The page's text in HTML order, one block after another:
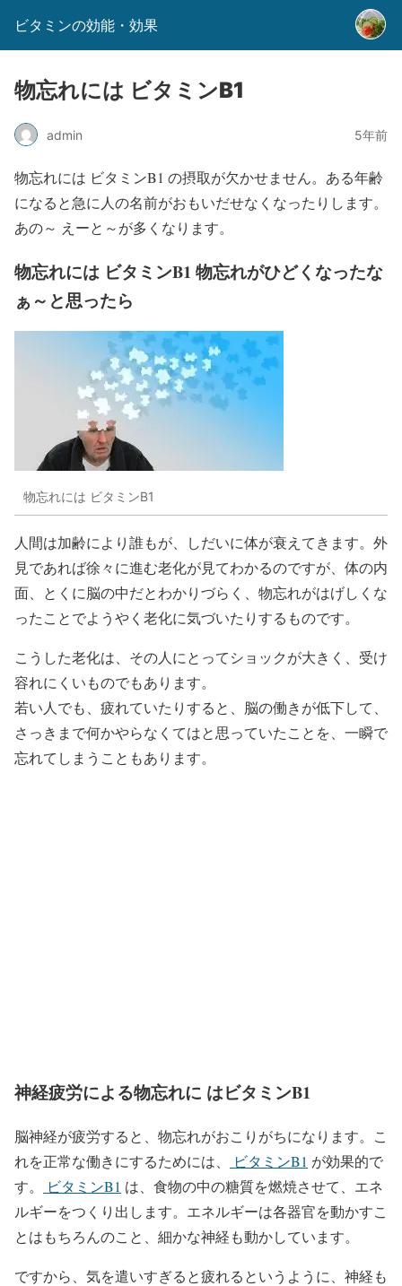
ビタミンの効能・効果
物忘れには ビタミンB1
admin 5年前
物忘れには ビタミンB1 の摂取が欠かせません。ある年齢
になると急に人の名前がおもいだせなくなったりします。
あの～ えーと～が多くなります。
物忘れには ビタミンB1 物忘れがひどくなったな
ぁ～と思ったら
物忘れには ビタミンB1
人間は加齢により誰もが、しだいに体が衰えてきます。外
見であれば徐々に進む老化が見てわかるのですが、体の内
面、とくに脳の中だとわかりづらく、物忘れがはげしくな
ったことでようやく老化に気づいたりするものです。
こうした老化は、その人にとってショックが大きく、受け
容れにくいものでもあります。
若い人でも、疲れていたりすると、脳の働きが低下して、
さっきまで何かやらなくてはと思っていたことを、一瞬で
忘れてしまうこともあります。
神経疲労による物忘れに はビタミンB1
脳神経が疲労すると、物忘れがおこりがちになります。こ
れを正常な働きにするためには、
ビタミンB1 が効果的で
す。
ビタミンB1 は、食物の中の糖質を燃焼させて、エネ
ルギーをつくり出します。エネルギーは各器官を動かすこ
とはもちろんのこと、細かな神経も動かしています。
ですから、気を遣いすぎると疲れるというように、神経も